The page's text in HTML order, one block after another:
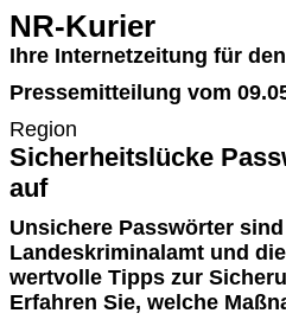
NR-Kurier
Ihre Internetzeitung für
Pressemitteilung vom
Region
Sicherheitslücke
auf
Unsichere Passwörter
Landeskriminalamt und
wertvolle Tipps zur
Erfahren Sie, welche